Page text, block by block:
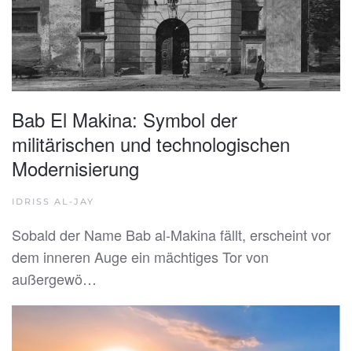
Bab El Makina: Symbol der
militärischen und technologischen
Modernisierung
IDRISS AL-JAY
Sobald der Name Bab al-Makina fällt, erscheint vor
dem inneren Auge ein mächtiges Tor von
außergewö…